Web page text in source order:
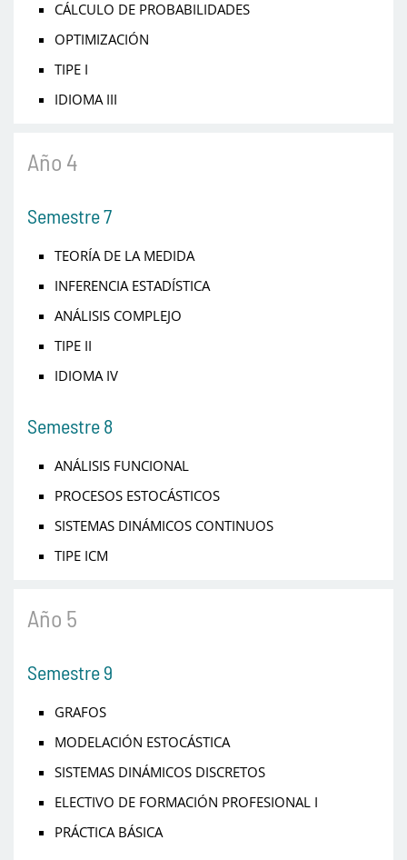
CÁLCULO DE PROBABILIDADES
OPTIMIZACIÓN
TIPE I
IDIOMA III
Año 4
Semestre 7
TEORÍA DE LA MEDIDA
INFERENCIA ESTADÍSTICA
ANÁLISIS COMPLEJO
TIPE II
IDIOMA IV
Semestre 8
ANÁLISIS FUNCIONAL
PROCESOS ESTOCÁSTICOS
SISTEMAS DINÁMICOS CONTINUOS
TIPE ICM
Año 5
Semestre 9
GRAFOS
MODELACIÓN ESTOCÁSTICA
SISTEMAS DINÁMICOS DISCRETOS
ELECTIVO DE FORMACIÓN PROFESIONAL I
PRÁCTICA BÁSICA